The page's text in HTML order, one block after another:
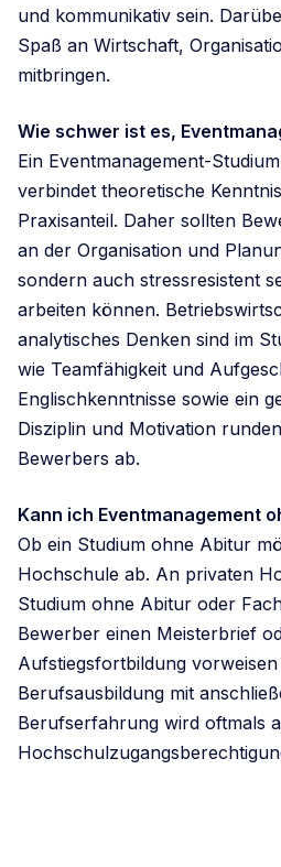
und kommunikativ sein.
Spaß an Wirtschaft,
mitbringen.
Wie schwer ist es,
Ein Eventmanagement-
verbindet theoretische
Praxisanteil. Daher sollten
an der Organisation und
sondern auch stressresistent
arbeiten können.
analytisches Denken sind im
wie Teamfähigkeit und
Englischkenntnisse sowie ein
Disziplin und Motivation
Bewerbers ab.
Kann ich Eventmanagement
Ob ein Studium ohne Abitur
Hochschule ab. An privaten
Studium ohne Abitur oder
Bewerber einen Meisterbrief
Aufstiegsfortbildung
Berufsausbildung mit
Berufserfahrung wird oftmals